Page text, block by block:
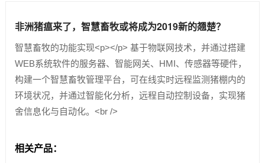
非洲猪瘟来了，智慧畜牧或将成为2019新的翘楚？
智慧畜牧的功能实现<p></p> 基于物联网技术，并通过搭建
WEB系统软件的服务器、智能网关、HMI、传感器等硬件，
构建一个智慧畜牧管理平台，可在线实时远程监测猪棚内的
环境状况，并通过智能化分析，远程自动控制设备，实现猪
舍信息化与自动化。<br />
相关产品：